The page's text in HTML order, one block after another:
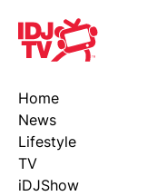
IDJ TV
Home
News
Lifestyle
TV
iDJShow